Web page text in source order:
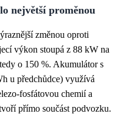
největší proměnou
změnou oproti
výkon stoupá z 88 kW na
o 150 %. Akumulátor s
u předchůdce) využívá
fosfátovou chemií a
přímo součást podvozku.